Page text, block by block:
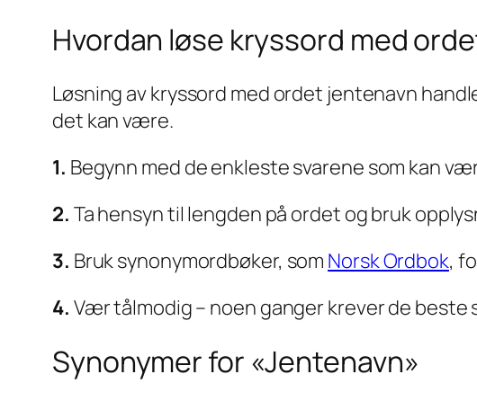
Hvordan løse kryssord med
Løsning av kryssord med ordet jentenavn
det kan være.
1. Begynn med de enkleste svarene som kan
2. Ta hensyn til lengden på ordet og bruk
3. Bruk synonymordbøker, som Norsk Ordbok,
4. Vær tålmodig – noen ganger krever de beste
Synonymer for «Jentenavn»